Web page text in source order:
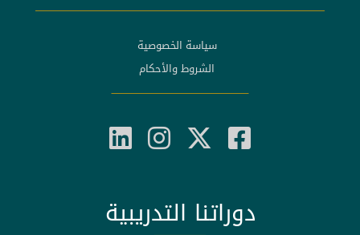
سياسة الخصوصية
الشروط والأحكام
دوراتنا التدريبية